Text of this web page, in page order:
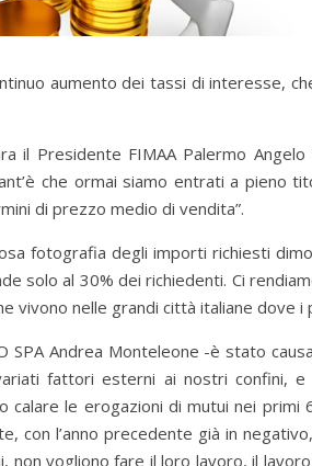
aumento dei tassi di interesse,
il Presidente FIMAA Palermo
che ormai siamo entrati a pieno
di prezzo medio di vendita”.
fotografia degli importi richiesti
solo al 30% dei richiedenti. Ci
nelle grandi città italiane dove i
SPA Andrea Monteleone -è stato
fattori esterni ai nostri confini,
le erogazioni di mutui nei primi
con l’anno precedente già in
non vogliono fare il loro lavoro, il